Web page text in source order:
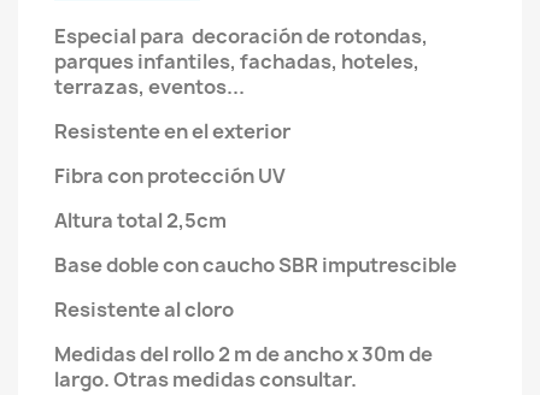
Especial para decoración de rotondas,
parques infantiles, fachadas, hoteles,
terrazas, eventos...
Resistente en el exterior
Fibra con protección UV
Altura total 2,5cm
Base doble con caucho SBR imputrescible
Resistente al cloro
Medidas del rollo 2 m de ancho x 30m de
largo. Otras medidas consultar.